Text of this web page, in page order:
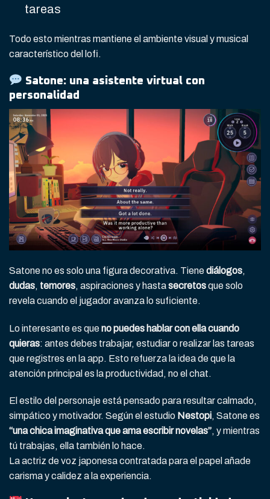
tareas
Todo esto mientras mantiene el ambiente visual y musical
característico del lofi.
Satone: una asistente virtual con
personalidad
Satone no es solo una figura decorativa. Tienediálogos,
dudas, temores, aspiraciones y hastasecretosque solo
revela cuando el jugador avanza lo suficiente.
Lo interesante es queno puedes hablar con ella cuando
quieras: antes debes trabajar, estudiar o realizar las tareas
que registres en la app. Esto refuerza la idea de que la
atención principal es la productividad, no el chat.
El estilo del personaje está pensado para resultar calmado,
simpático y motivador. Según el estudio Nestopi, Satone es
“una chica imaginativa que ama escribir novelas”, y mientras
tú trabajas, ella también lo hace.
La actriz de voz japonesa contratada para el papel añade
carisma y calidez a la experiencia.